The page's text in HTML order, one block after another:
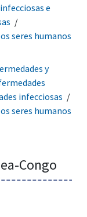
e
seres humanos
y
infecciosas
seres humanos
Congo